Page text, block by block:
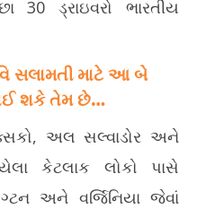
30 ડ્રાઇવરો ભારતીય
સલામતી માટે આ બે
શકે તેમ છે…
અલ સલ્વાડોર અને
કેટલાક લોકો પાસે
અને વર્જિનિયા જેવાં